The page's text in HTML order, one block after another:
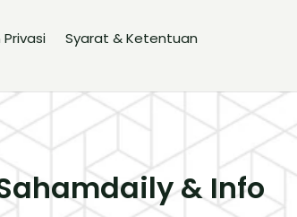
Syarat & Ketentuan
& Info